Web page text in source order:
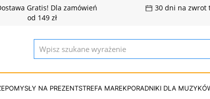
Gratis! Dla zamówień
od 149 zł
30 dni na zwrot
POMYSŁY NA PREZENTSTREFA MAREKPORADNIKI DLA